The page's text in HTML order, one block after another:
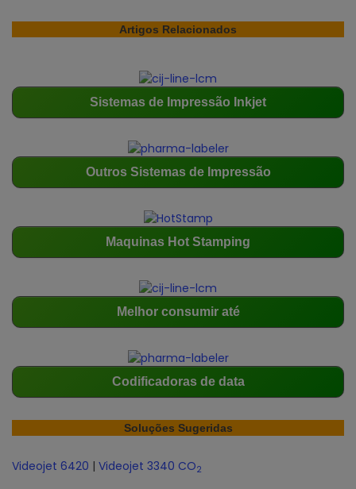
Artigos Relacionados
Sistemas de Impressão Inkjet
Outros Sistemas de Impressão
Maquinas Hot Stamping
Melhor consumir até
Codificadoras de data
Soluções Sugeridas
Videojet 6420 | Videojet 3340 CO2